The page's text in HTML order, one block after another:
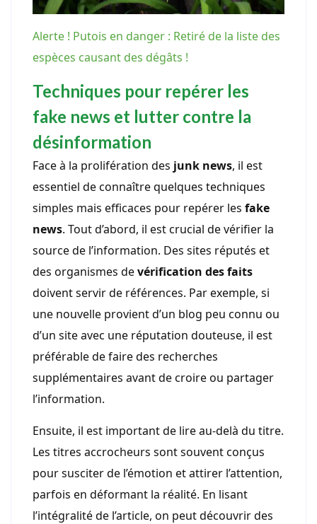
Alerte ! Putois en danger : Retiré de la liste des
espèces causant des dégâts !
Techniques pour repérer les
fake news et lutter contre la
désinformation
Face à la prolifération des junk news, il est
essentiel de connaître quelques techniques
simples mais efficaces pour repérer les fake
news. Tout d’abord, il est crucial de vérifier la
source de l’information. Des sites réputés et
des organismes devérification des faits
doivent servir de références. Par exemple, si
une nouvelle provient d’un blog peu connu ou
d’un site avec une réputation douteuse, il est
préférable de faire des recherches
supplémentaires avant de croire ou partager
l’information.
Ensuite, il est important de lire au-delà du titre.
Les titres accrocheurs sont souvent conçus
pour susciter de l’émotion et attirer l’attention,
parfois en déformant la réalité. En lisant
l’intégralité de l’article, on peut découvrir des